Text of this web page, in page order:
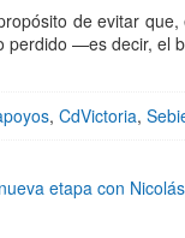
de evitar
perdido —es decir, el
, CdVictoria,
etapa con